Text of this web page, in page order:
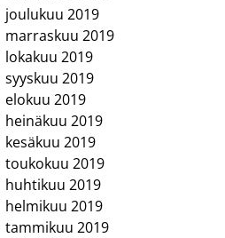
joulukuu 2019
marraskuu 2019
lokakuu 2019
syyskuu 2019
elokuu 2019
heinäkuu 2019
kesäkuu 2019
toukokuu 2019
huhtikuu 2019
helmikuu 2019
tammikuu 2019